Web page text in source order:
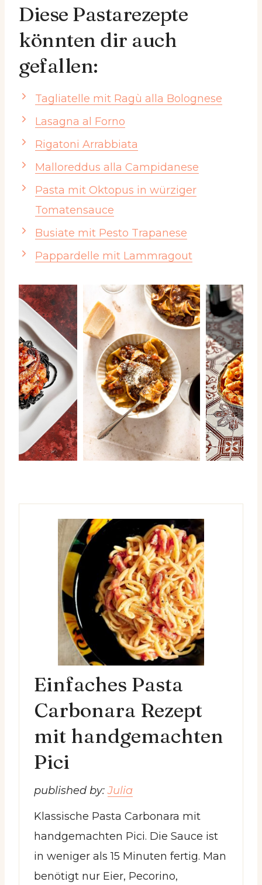
Diese Pastarezepte
könnten dir auch
gefallen:
Tagliatelle mit Ragù alla Bolognese
Lasagna al Forno
Rigatoni Arrabbiata
Malloreddus alla Campidanese
Pasta mit Oktopus in würziger
Tomatensauce
Busiate mit Pesto Trapanese
Pappardelle mit Lammragout
Einfaches Pasta
Carbonara Rezept
mit handgemachten
Pici
published by:Julia
Klassische Pasta Carbonara mit
handgemachten Pici. Die Sauce ist
in weniger als 15 Minuten fertig. Man
benötigt nur Eier, Pecorino,